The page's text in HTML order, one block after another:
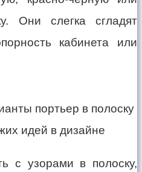
Они слегка сгладят
кабинета или
с узорами в полоску,